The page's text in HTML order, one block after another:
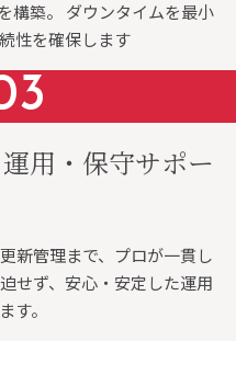
構築。 ダウンタイムを最小
性を確保します
用・保守サポー
新管理まで、プロが一貫し
せず、安心・安定した運用
す。